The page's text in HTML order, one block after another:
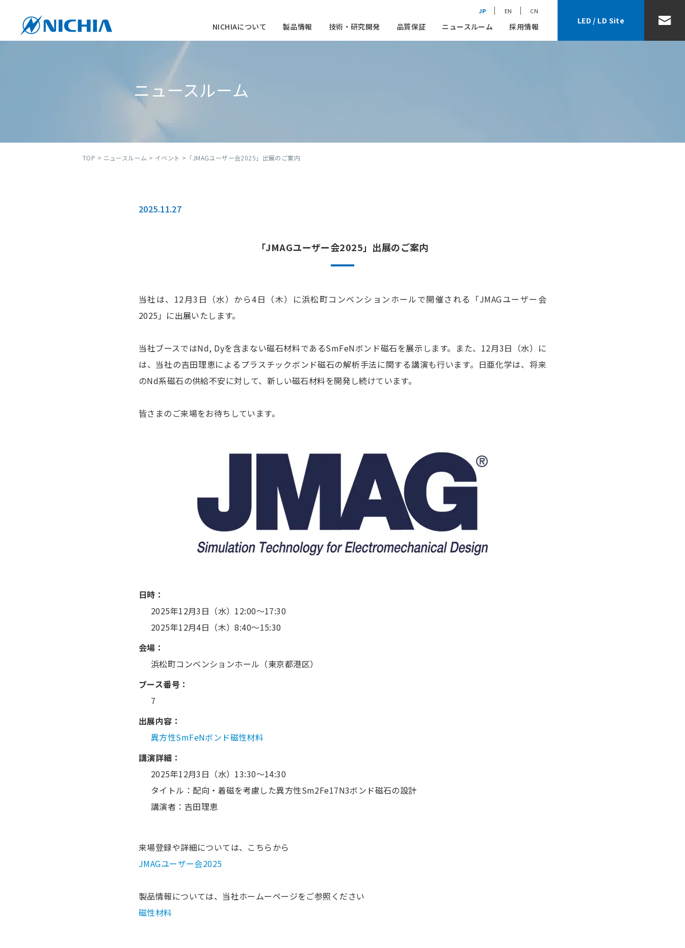
NICHIAについて 製品情報 技術・研究開発 品質保証 ニュースルーム 採用情報
JP EN CN
LED / LD Site
ニュースルーム
TOP > ニュースルーム > イベント >「JMAGユーザー会2025」出展のご案内
2025.11.27
「JMAGユーザー会2025」出展のご案内
当社は、12月3日（水）から4日（木）に浜松町コンベンションホールで開催される「JMAGユーザー会
2025」に出展いたします。
当社ブースではNd, Dyを含まない磁石材料であるSmFeNボンド磁石を展示します。また、12月3日（水）に
は、当社の吉田理恵によるプラスチックボンド磁石の解析手法に関する講演も行います。日亜化学は、将来
のNd系磁石の供給不安に対して、新しい磁石材料を開発し続けています。
皆さまのご来場をお待ちしています。
日時：
2025年12月3日（水）12:00～17:30
2025年12月4日（木）8:40～15:30
会場：
浜松町コンベンションホール（東京都港区）
ブース番号：
7
出展内容：
異方性SmFeNボンド磁性材料
講演詳細：
2025年12月3日（水）13:30～14:30
タイトル：配向・着磁を考慮した異方性Sm2Fe17N3ボンド磁石の設計
講演者：吉田理恵
来場登録や詳細については、こちらから
JMAGユーザー会2025
製品情報については、当社ホームーページをご参照ください
磁性材料